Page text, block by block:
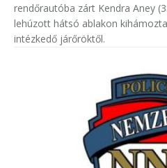
rendőrautóba zárt Kendra Aney
lehúzott hátsó ablakon
intézkedő járőröktől.